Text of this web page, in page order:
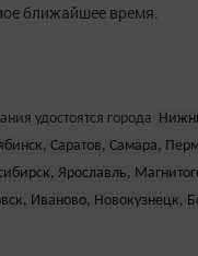
ближайшее время.
удостоятся города
Саратов, Самара,
Ярославль,
Иваново, Новокузнецк,